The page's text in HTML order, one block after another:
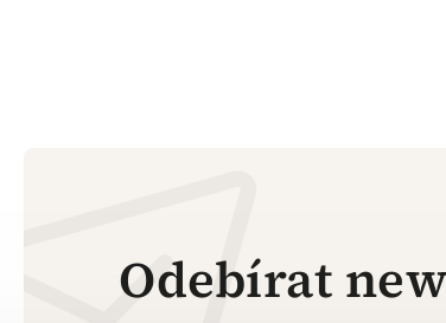
Odebírat